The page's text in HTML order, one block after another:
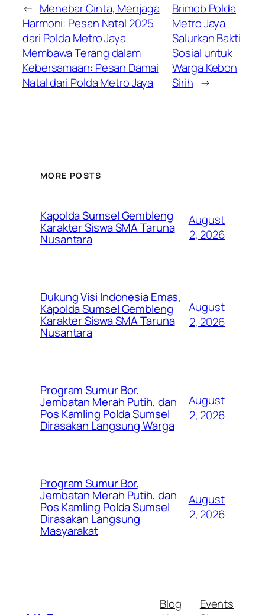
← Menebar Cinta, Menjaga
Harmoni: Pesan Natal 2025
dari Polda Metro Jaya
Membawa Terang dalam
Kebersamaan: Pesan Damai
Natal dari Polda Metro Jaya
Brimob Polda
Metro Jaya
Salurkan Bakti
Sosial untuk
Warga Kebon
Sirih →
MORE POSTS
Kapolda Sumsel Gembleng
Karakter Siswa SMA Taruna
Nusantara
August
2, 2026
Dukung Visi Indonesia Emas,
Kapolda Sumsel Gembleng
Karakter Siswa SMA Taruna
Nusantara
August
2, 2026
Program Sumur Bor,
Jembatan Merah Putih, dan
Pos Kamling Polda Sumsel
Dirasakan Langsung Warga
August
2, 2026
Program Sumur Bor,
Jembatan Merah Putih, dan
Pos Kamling Polda Sumsel
Dirasakan Langsung
Masyarakat
August
2, 2026
Blog
Events